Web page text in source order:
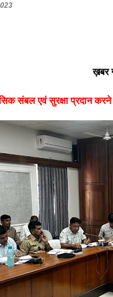
ख़बर
संबल एवं सुरक्षा